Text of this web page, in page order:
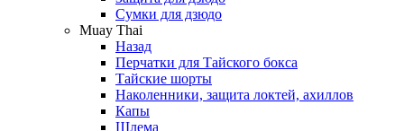
Сумки для дзюдо
Muay Thai
Назад
Перчатки для Тайского бокса
Тайские шорты
Наколенники, защита локтей, ахиллов
Капы
Шлема